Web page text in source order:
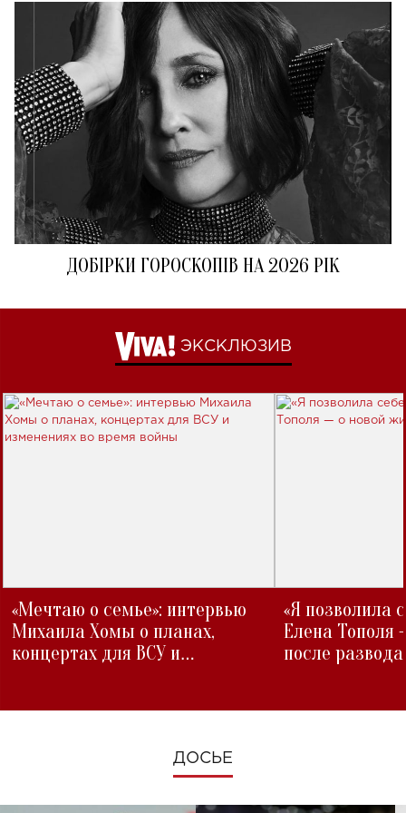
ДОБІРКИ ГОРОСКОПІВ НА 2026 РІК
ЭКСКЛЮЗИВ
«Мечтаю о семье»: интервью
Михаила Хомы о планах,
концертах для ВСУ и
«Я позволила
Елена Тополя
после развода
ДОСЬЕ